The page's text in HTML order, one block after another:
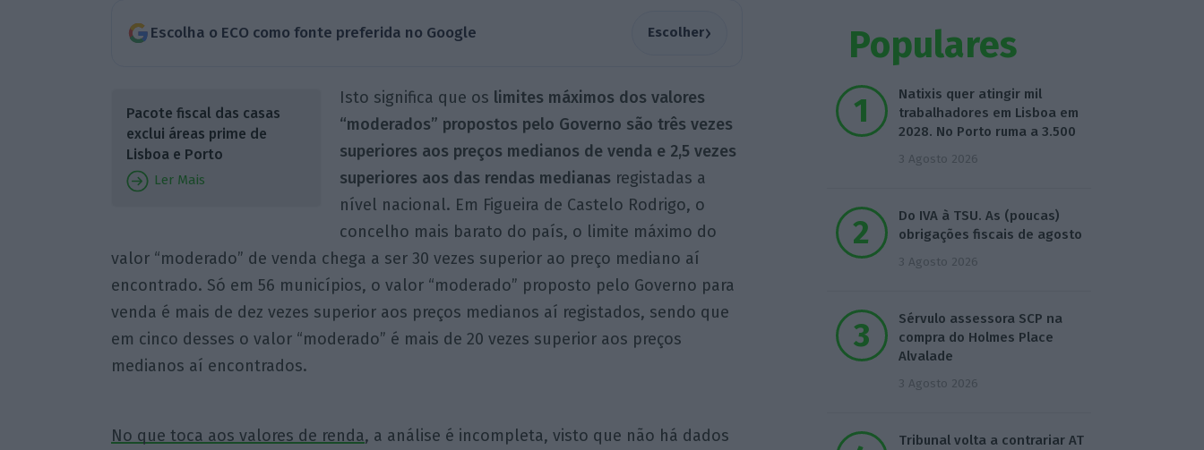
Escolha o ECO como fonte preferida no Google Escolher›
Pacote fiscal das casas
exclui áreas prime de
Lisboa e Porto
Ler Mais
Isto significa que os limites máximos dos valores
“moderados” propostos pelo Governo são três vezes
superiores aos preços medianos de venda e 2,5 vezes
superiores aos das rendas medianas registadas a
nível nacional. Em Figueira de Castelo Rodrigo, o
concelho mais barato do país, o limite máximo do
valor “moderado” de venda chega a ser 30 vezes superior ao preço mediano aí
encontrado. Só em 56 municípios, o valor “moderado” proposto pelo Governo para
venda é mais de dez vezes superior aos preços medianos aí registados, sendo que
em cinco desses o valor “moderado” é mais de 20 vezes superior aos preços
medianos aí encontrados.
No que toca aos valores de renda, a análise é incompleta, visto que não há dados
Populares
Natixis quer atingir mil
trabalhadores em Lisboa em
2028. No Porto ruma a 3.500
3 Agosto 2026
Do IVA à TSU. As (poucas)
obrigações fiscais de agosto
3 Agosto 2026
Sérvulo assessora SCP na
compra do Holmes Place
Alvalade
3 Agosto 2026
Tribunal volta a contrariar AT